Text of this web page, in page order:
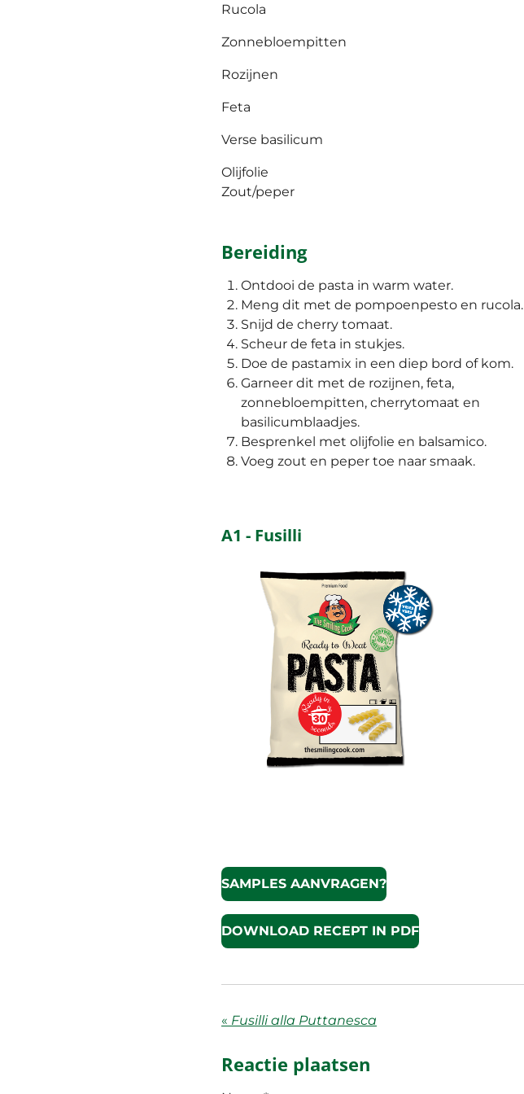
Rucola
Zonnebloempitten
Rozijnen
Feta
Verse basilicum
Olijfolie
Zout/peper
Bereiding
Ontdooi de pasta in warm water.
Meng dit met de pompoenpesto en rucola.
Snijd de cherry tomaat.
Scheur de feta in stukjes.
Doe de pastamix in een diep bord of kom.
Garneer dit met de rozijnen, feta,
zonnebloempitten, cherrytomaat en
basilicumblaadjes.
Besprenkel met olijfolie en balsamico.
Voeg zout en peper toe naar smaak.
A1 - Fusilli
SAMPLES AANVRAGEN?
DOWNLOAD RECEPT IN PDF
« Fusilli alla Puttanesca
Reactie plaatsen